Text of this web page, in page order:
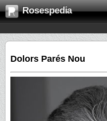
Rosespedia
Dolors Parés Nou